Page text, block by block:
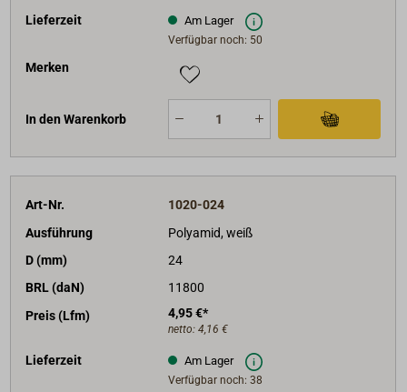
Lieferzeit Am Lager
Verfügbar noch: 50
Merken
In den Warenkorb
Art-Nr.
1020-024
Ausführung
Polyamid, weiß
D (mm)
24
BRL (daN)
11800
Preis (Lfm)
4,95 €*
netto: 4,16 €
Lieferzeit Am Lager
Verfügbar noch: 38